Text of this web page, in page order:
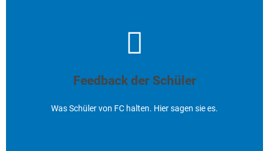
Feedback der Schüler
Was Schüler von FC halten. Hier sagen sie es.
sagen sie es.